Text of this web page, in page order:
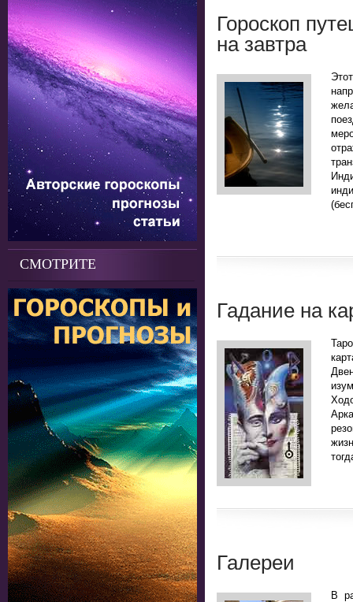
Гороскоп
на завтра
Гадание на
Галереи
В
СМОТРИТЕ